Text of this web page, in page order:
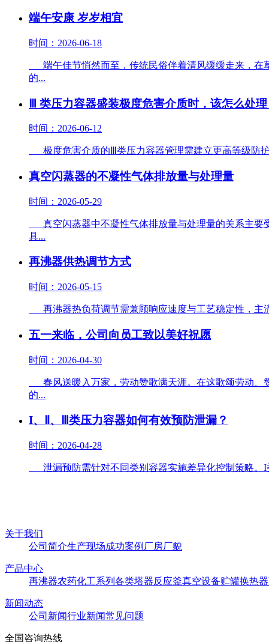
端午安康 岁岁相宜
时间：2026-06-18
端午佳节悄然而至，传统民俗伴着清风缓缓走来，在
的...
Ⅲ 类压力容器盛装极度危害介质时，该怎么处理
时间：2026-06-12
极度危害介质的Ⅲ类压力容器管理需建立更高等级防护
真空闪蒸器的不凝性气体排放量与处理量
时间：2026-05-29
真空闪蒸器中不凝性气体排放量与处理量的关系主要
具...
再沸器供热调节方式‌
时间：2026-05-15
再沸器热负荷调节需兼顾响应速度与工艺稳定性，主
五一来临，公司向员工致以美好祝愿
时间：2026-04-30
春风送暖入万家，劳动赞歌满天涯。在这歌颂劳动、
的...
I、Ⅱ、Ⅲ类压力容器如何有效预防泄漏？
时间：2026-04-28
泄漏预防需针对不同类别容器实施差异化控制策略。I
关于我们
公司简介生产现场成功案例 厂房厂貌
产品中心
再沸器农药化工系列 各类塔器反应釜真空设备贮罐换热器
新闻动态
公司新闻行业新闻常见问题
全国咨询热线